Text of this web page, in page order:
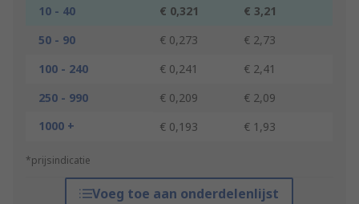
10 - 40 € 0,321
€ 3,21
50 - 90
€ 0,273
€ 2,73
100 - 240
€ 0,241
€ 2,41
250 - 990
€ 0,209
€ 2,09
1000 +
€ 0,193 € 1,93
*prijsindicatie
Voeg toe aan onderdelenlijst